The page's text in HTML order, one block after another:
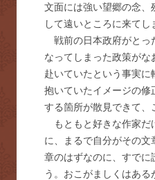
文面には強い望郷の念、
して遠いところに来てし
戦前の日本政府がとっ
なってしまった政策が
赴いていたという事実
抱いていたイメージの
する箇所が散見できて、
もともと好きな作家だ
に、まるで自分がその
章のはずなのに、すでに
う。おこがましくはあ